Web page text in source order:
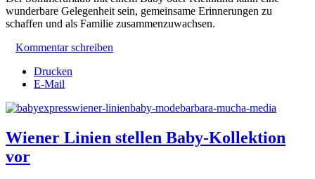
wunderbare Gelegenheit sein, gemeinsame Erinnerungen zu
schaffen und als Familie zusammenzuwachsen.
Kommentar schreiben
Drucken
E-Mail
Wiener Linien stellen Baby-Kollektion
vor